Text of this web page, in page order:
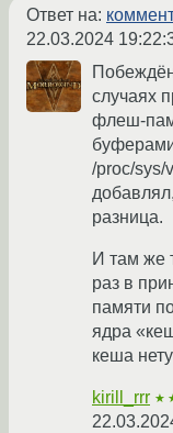
Ответ на:
22.03.2024
случаях
флеш-
/proc/sys/
разница.
И там же
раз в
памяти
ядра
кеша
kirill_rrr